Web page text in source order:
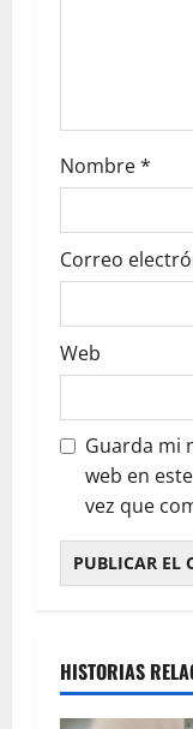
Nombre*
Correo
Web
Guarda mi
web en
vez que
HISTORIAS